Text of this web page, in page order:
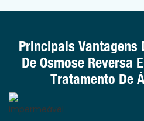
Principais Vantagens
De Osmose Reversa
Tratamento De